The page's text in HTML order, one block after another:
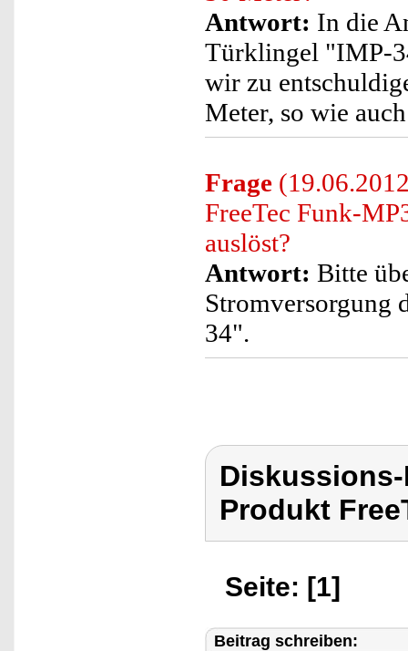
Antwort: In die
Türklingel "IMP-
wir zu
Meter, so wie
Frage
FreeTec Funk-
auslöst?
Antwort: Bitte
Stromversorgung
34".
Produkt
Seite: [1]
Beitrag schreiben: